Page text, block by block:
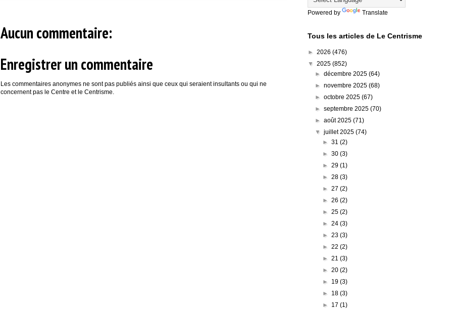
Aucun commentaire:
Enregistrer un commentaire
Les commentaires anonymes ne sont pas publiés ainsi que ceux qui seraient insultants ou qui ne
concernent pas le Centre et le Centrisme.
Powered by Translate
Tous les articles de Le Centrisme
► 2026 (476)
▼ 2025 (852)
►décembre 2025(64)
►novembre 2025(68)
►octobre 2025(67)
►septembre 2025(70)
►août 2025(71)
▼juillet 2025(74)
► 31 (2)
► 30 (3)
► 29 (1)
► 28 (3)
► 27 (2)
► 26 (2)
► 25 (2)
► 24 (3)
► 23 (3)
► 22 (2)
► 21 (3)
► 20 (2)
► 19 (3)
► 18 (3)
► 17 (1)